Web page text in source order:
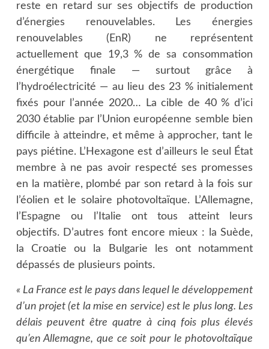
reste en retard sur ses objectifs de production
d’énergies renouvelables. Les énergies
renouvelables (EnR) ne représentent
actuellement que 19,3 % de sa consommation
énergétique finale — surtout grâce à
l’hydroélectricité — au lieu des 23 % initialement
fixés pour l’année 2020… La cible de 40 % d’ici
2030 établie par l’Union européenne semble bien
difficile à atteindre, et même à approcher, tant le
pays piétine. L’Hexagone est d’ailleurs le seul État
membre à ne pas avoir respecté ses promesses
en la matière, plombé par son retard à la fois sur
l’éolien et le solaire photovoltaïque. L’Allemagne,
l’Espagne ou l’Italie ont tous atteint leurs
objectifs. D’autres font encore mieux : la Suède,
la Croatie ou la Bulgarie les ont notamment
dépassés de plusieurs points.
« La France est le pays dans lequel le développement
d’un projet (et la mise en service) est le plus long. Les
délais peuvent être quatre à cinq fois plus élevés
qu’en Allemagne, que ce soit pour le photovoltaïque